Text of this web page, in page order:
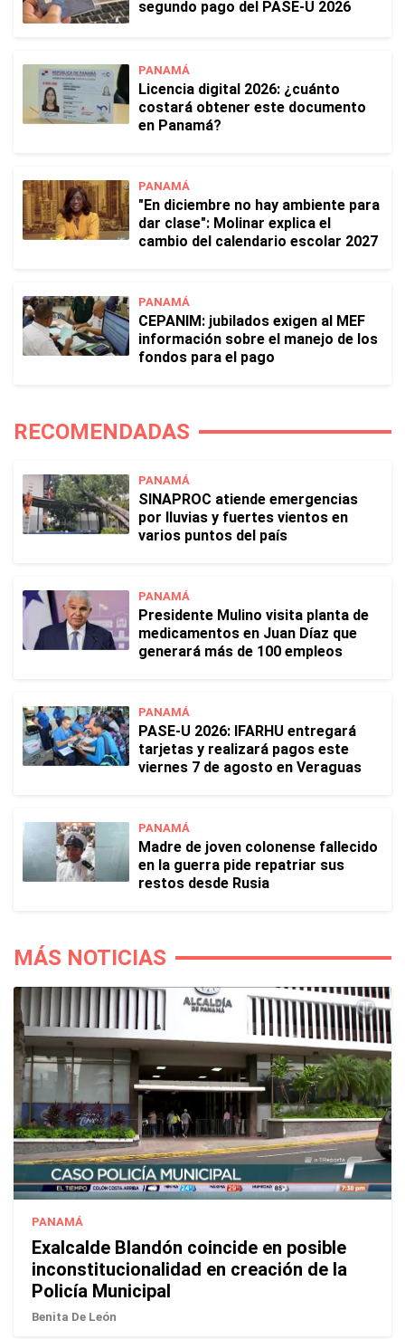
segundo pago del PASE-U 2026
PANAMÁ
Licencia digital 2026: ¿cuánto
costará obtener este documento
en Panamá?
PANAMÁ
"En diciembre no hay ambiente para
dar clase": Molinar explica el
cambio del calendario escolar 2027
PANAMÁ
CEPANIM: jubilados exigen al MEF
información sobre el manejo de los
fondos para el pago
RECOMENDADAS
PANAMÁ
SINAPROC atiende emergencias
por lluvias y fuertes vientos en
varios puntos del país
PANAMÁ
Presidente Mulino visita planta de
medicamentos en Juan Díaz que
generará más de 100 empleos
PANAMÁ
PASE-U 2026: IFARHU entregará
tarjetas y realizará pagos este
viernes 7 de agosto en Veraguas
PANAMÁ
Madre de joven colonense fallecido
en la guerra pide repatriar sus
restos desde Rusia
MÁS NOTICIAS
PANAMÁ
Exalcalde Blandón coincide en posible
inconstitucionalidad en creación de la
Policía Municipal
Benita De León